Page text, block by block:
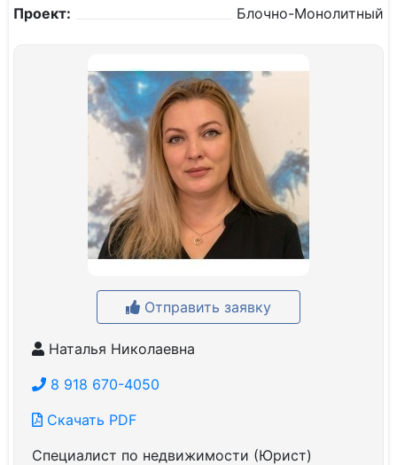
Проект:
Блочно-Монолитный
Отправить заявку
Наталья Николаевна
8 918 670-4050
Скачать PDF
Специалист по недвижимости (Юрист)